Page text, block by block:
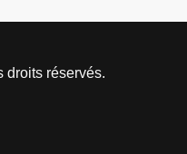
droits réservés.